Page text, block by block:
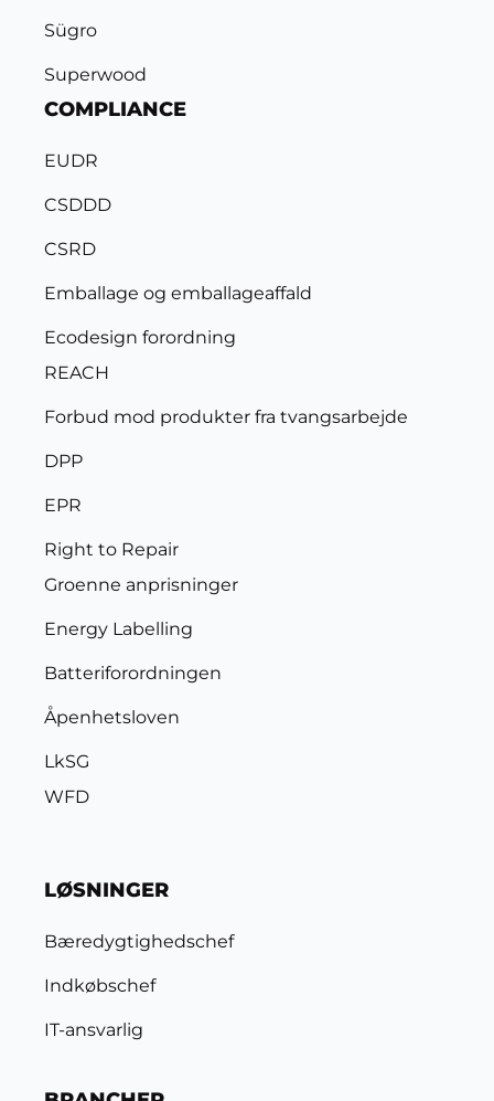
Sügro
Superwood
COMPLIANCE
EUDR
CSDDD
CSRD
Emballage og emballageaffald
Ecodesign forordning
REACH
Forbud mod produkter fra tvangsarbejde
DPP
EPR
Right to Repair
Groenne anprisninger
Energy Labelling
Batteriforordningen
Åpenhetsloven
LkSG
WFD
LØSNINGER
Bæredygtighedschef
Indkøbschef
IT-ansvarlig